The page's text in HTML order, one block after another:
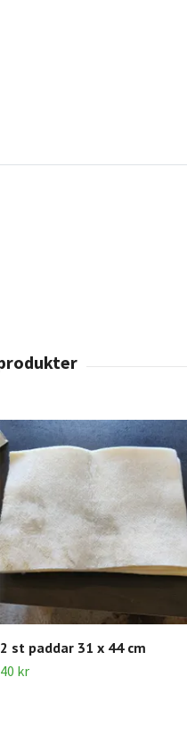
2 st paddar 31 x 44 cm
40 kr